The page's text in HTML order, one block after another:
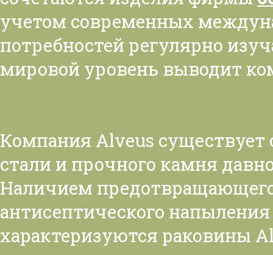
учетом современных
потребностей регулярно
мировой уровень выводит
Компания Alveus
стали и прочного камня
Наличием
антисептического
характеризуются раковины